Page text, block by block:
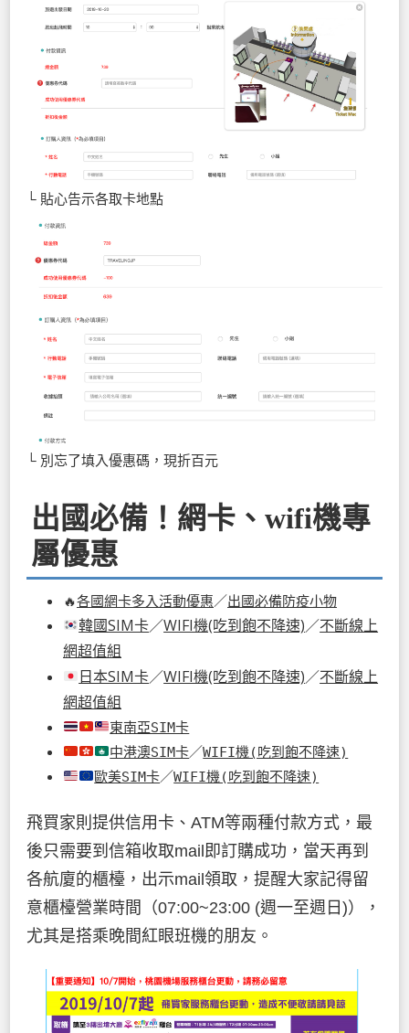
└ 貼心告示各取卡地點
└ 別忘了填入優惠碼，現折百元
出國必備！網卡、wifi機專
屬優惠
🔥各國網卡多入活動優惠／出國必備防疫小物
韓國SIM卡／WIFI機(吃到飽不降速)／不斷線上
網超值組
日本SIM卡／WIFI機(吃到飽不降速)／不斷線上
網超值組
東南亞SIM卡
中港澳SIM卡／WIFI機(吃到飽不降速)
歐美SIM卡／WIFI機(吃到飽不降速)
飛買家則提供信用卡、ATM等兩種付款方式，最
後只需要到信箱收取mail即訂購成功，當天再到
各航廈的櫃檯，出示mail領取，提醒大家記得留
意櫃檯營業時間（07:00~23:00 (週一至週日)），
尤其是搭乘晚間紅眼班機的朋友。